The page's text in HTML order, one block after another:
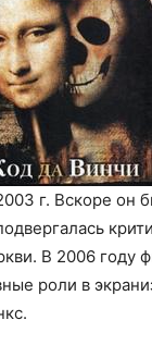
г. Вскоре он
В 2006 году
роли в